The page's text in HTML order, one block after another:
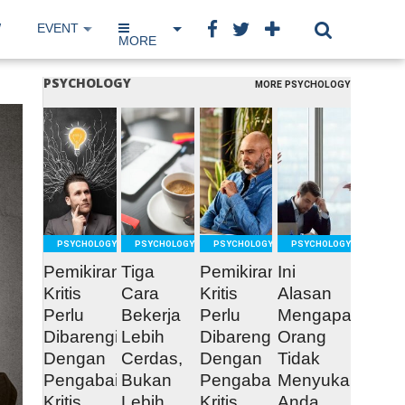
EVENT IP NETWORK
BOOK
MORE
PSYCHOLOGY MORE PSYCHOLOGY
READ
MORE
PSYCHOLOGY
Pemikiran
Kritis
Perlu
Dibarengi
Dengan
Pengabaian
READ
MORE
PSYCHOLOGY
Tiga
Cara
Bekerja
Lebih
Cerdas,
Bukan
READ
MORE
PSYCHOLOGY
Pemikiran
Kritis
Perlu
Dibarengi
Dengan
Pengabaian
MORE
PSYCHOLOGY
Ini
Alasan
Mengapa
Orang
Tidak
Menyukai